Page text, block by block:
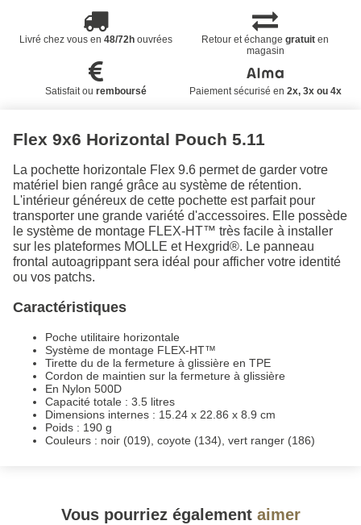
Livré chez vous en 48/72houvrées Retour et échangegratuit en
magasin
Satisfait ou remboursé Paiement sécurisé en 2x, 3x ou 4x
Flex 9x6 Horizontal Pouch 5.11
La pochette horizontale Flex 9.6 permet de garder votre
matériel bien rangé grâce au système de rétention.
L'intérieur généreux de cette pochette est parfait pour
transporter une grande variété d'accessoires. Elle possède
le système de montage FLEX-HT™ très facile à installer
sur les plateformes MOLLE et Hexgrid®. Le panneau
frontal autoagrippant sera idéal pour afficher votre identité
ou vos patchs.
Caractéristiques
Poche utilitaire horizontale
Système de montage FLEX-HT™
Tirette du de la fermeture à glissière en TPE
Cordon de maintien sur la fermeture à glissière
En Nylon 500D
Capacité totale : 3.5 litres
Dimensions internes : 15.24 x 22.86 x 8.9 cm
Poids : 190 g
Couleurs : noir (019), coyote (134), vert ranger (186)
Vous pourriez également aimer